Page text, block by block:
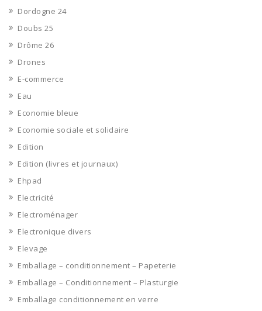
Dordogne 24
Doubs 25
Drôme 26
Drones
E-commerce
Eau
Economie bleue
Economie sociale et solidaire
Edition
Edition (livres et journaux)
Ehpad
Electricité
Electroménager
Electronique divers
Elevage
Emballage – conditionnement – Papeterie
Emballage – Conditionnement – Plasturgie
Emballage conditionnement en verre